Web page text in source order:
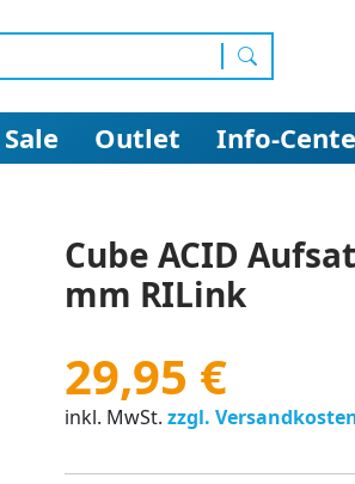
Suchen
Sale Outlet Info-
Cube ACID
mm RILink
29,95 €
inkl. MwSt. zzgl.